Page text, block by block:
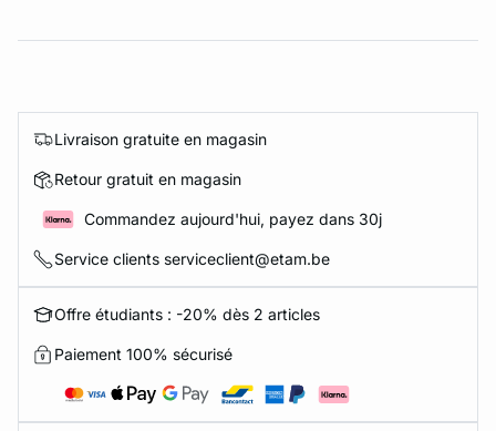
Livraison gratuite en magasin
Retour gratuit en magasin
Commandez aujourd'hui, payez dans 30j
Service clients serviceclient@etam.be
Offre étudiants : -20% dès 2 articles
Paiement 100% sécurisé